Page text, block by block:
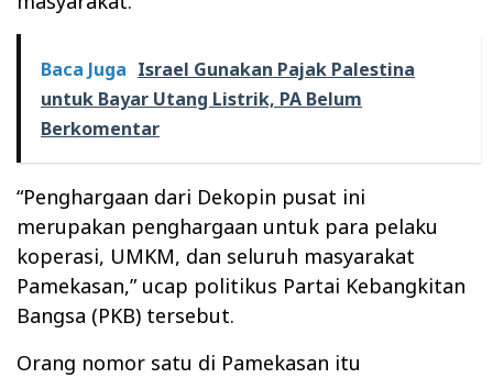
Baca Juga Israel Gunakan Pajak Palestina
untuk Bayar Utang Listrik, PA Belum
Berkomentar
“Penghargaan dari Dekopin pusat ini
merupakan penghargaan untuk para pelaku
koperasi, UMKM, dan seluruh masyarakat
Pamekasan,” ucap politikus Partai Kebangkitan
Bangsa (PKB) tersebut.
Orang nomor satu di Pamekasan itu